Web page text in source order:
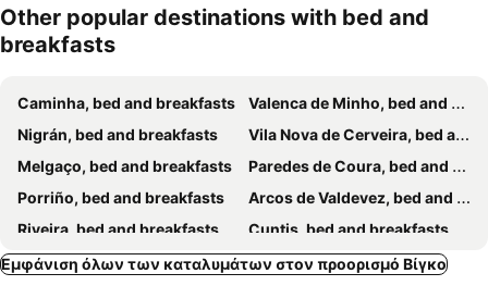
κατοικίδι
α
Other popular destinations with bed and
breakfasts
Caminha, bed and breakfasts
Valenca de Minho, bed and breakfasts
Nigrán, bed and breakfasts
Vila Nova de Cerveira, bed and breakfasts
Melgaço, bed and breakfasts
Paredes de Coura, bed and breakfasts
Porriño, bed and breakfasts
Arcos de Valdevez, bed and breakfasts
Riveira, bed and breakfasts
Cuntis, bed and breakfasts
Villanueva de Arosa, bed and breakfasts
Cambados, bed and breakfasts
Εμφάνιση όλων των καταλυμάτων στον προορισμό Βίγκο